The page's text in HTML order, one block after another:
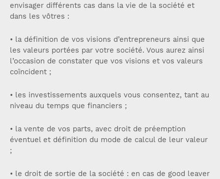
envisager différents cas dans la vie de la société et
dans les vôtres :
• la définition de vos visions d’entrepreneurs ainsi que
les valeurs portées par votre société. Vous aurez ainsi
l’occasion de constater que vos visions et vos valeurs
coïncident ;
• les investissements auxquels vous consentez, tant au
niveau du temps que financiers ;
• la vente de vos parts, avec droit de préemption
éventuel et définition du mode de calcul de leur valeur
;
• le droit de sortie de la société : en cas de good leaver